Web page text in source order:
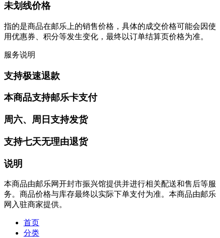
未划线价格
指的是商品在邮乐上的销售价格，具体的成交价格可能会因使
用优惠券、积分等发生变化，最终以订单结算页价格为准。
服务说明
支持极速退款
本商品支持邮乐卡支付
周六、周日支持发货
支持七天无理由退货
说明
本商品由邮乐网开封市振兴馆提供并进行相关配送和售后等服
务。商品价格与库存最终以实际下单支付为准。本商品由邮乐
网入驻商家提供。
首页
分类